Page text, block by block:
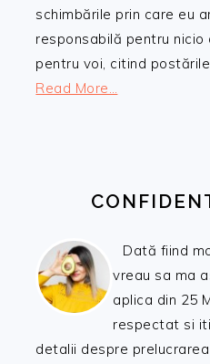
schimbările prin care eu
responsabilă pentru
pentru voi, citind
Read More…
Dată fiind
vreau sa ma
aplica din 25
respectat si
detalii despre